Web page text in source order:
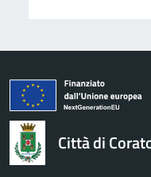
logo Unione Europea
Città di